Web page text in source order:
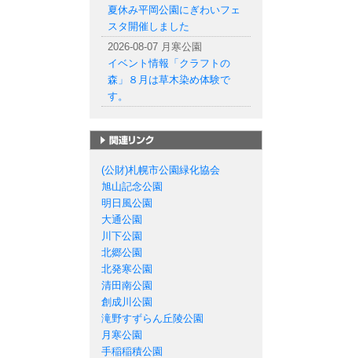
夏休み平岡公園にぎわいフェ
スタ開催しました
2026-08-07 月寒公園
イベント情報「クラフトの
森」８月は草木染め体験で
す。
(公財)札幌市公園緑化協会
旭山記念公園
明日風公園
大通公園
川下公園
北郷公園
北発寒公園
清田南公園
創成川公園
滝野すずらん丘陵公園
月寒公園
手稲稲積公園